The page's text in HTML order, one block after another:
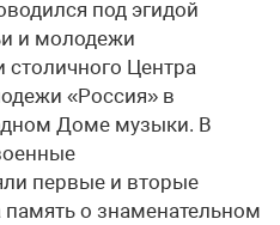
под эгидой
и молодежи
Центра
«Россия» в
Доме музыки. В
первые и вторые
о знаменательном